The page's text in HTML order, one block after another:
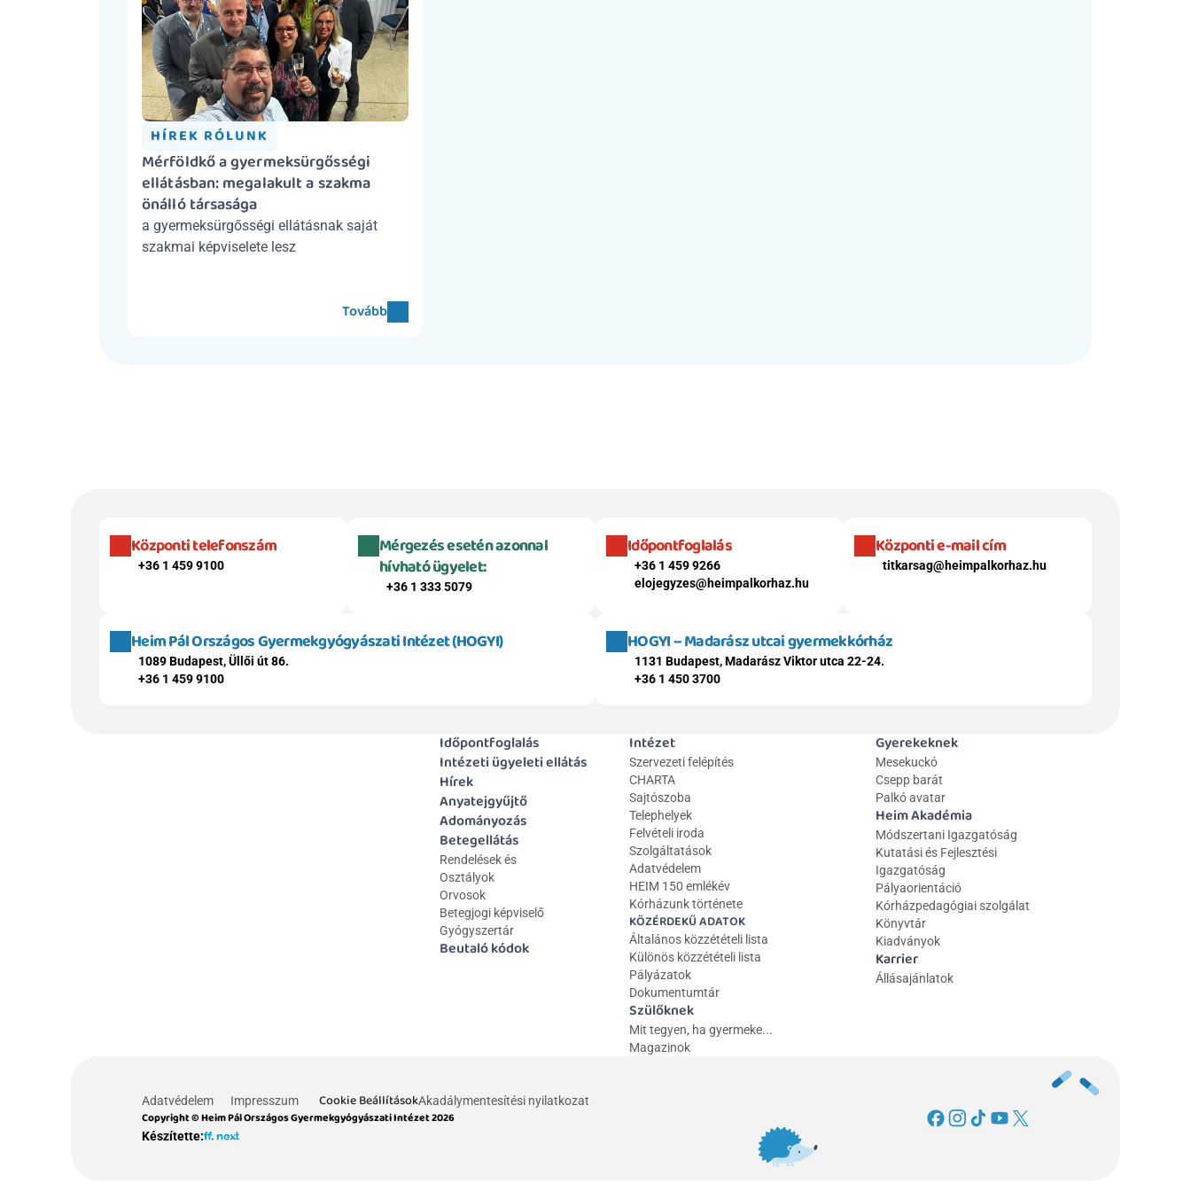
HÍREK RÓLUNK
Mérföldkő a gyermeksürgősségi
ellátásban: megalakult a szakma
önálló társasága
a gyermeksürgősségi ellátásnak saját
szakmai képviselete lesz
Tovább
Központi telefonszám
+36 1 459 9100
Mérgezés esetén azonnal
hívható ügyelet:
+36 1 333 5079
Időpontfoglalás
+36 1 459 9266
elojegyzes@heimpalkorhaz.hu
Központi e-mail cím
titkarsag@heimpalkorhaz.hu
Heim Pál Országos Gyermekgyógyászati Intézet (HOGYI)
1089 Budapest, Üllői út 86.
+36 1 459 9100
HOGYI – Madarász utcai gyermekkórház
1131 Budapest, Madarász Viktor utca 22-24.
+36 1 450 3700
Időpontfoglalás
Intézeti ügyeleti ellátás
Hírek
Anyatejgyűjtő
Adományozás
Betegellátás
Rendelések és
Osztályok
Orvosok
Betegjogi képviselő
Gyógyszertár
Beutaló kódok
Intézet
Szervezeti felépítés
CHARTA
Sajtószoba
Telephelyek
Felvételi iroda
Szolgáltatások
Adatvédelem
HEIM 150 emlékév
Kórházunk története
KÖZÉRDEKŰ ADATOK
Általános közzétételi lista
Különös közzétételi lista
Pályázatok
Dokumentumtár
Szülőknek
Mit tegyen, ha gyermeke...
Magazinok
Gyerekeknek
Mesekuckó
Csepp barát
Palkó avatar
Heim Akadémia
Módszertani Igazgatóság
Kutatási és Fejlesztési
Igazgatóság
Pályaorientáció
Kórházpedagógiai szolgálat
Könyvtár
Kiadványok
Karrier
Állásajánlatok
Adatvédelem Impresszum Cookie BeállításokAkadálymentesítési nyilatkozat
Copyright © Heim Pál Országos Gyermekgyógyászati Intézet 2026
Készítette: